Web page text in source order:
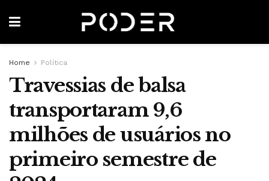
Home Política
Travessias de balsa
transportaram 9,6
milhões de usuários no
primeiro semestre de